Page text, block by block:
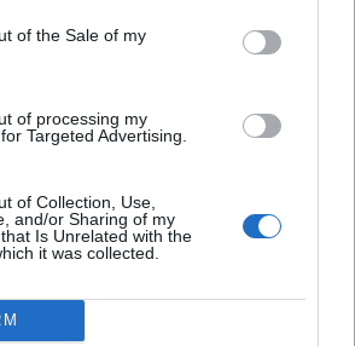
of the Sale of my
of processing my
Targeted Advertising.
of Collection, Use,
and/or Sharing of my
Is Unrelated with the
it was collected.
με καθαρό πόσιμο νερό σε